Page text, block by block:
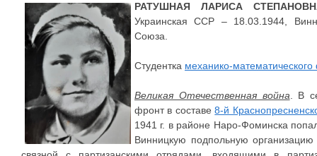
РАТУШНАЯ ЛАРИСА
Украинская ССР – 18.03.1944,
Союза.
Студентка механико-
Великая Отечественная война . В
фронт в составе8-й
1941 г. в районе Наро-Фоминска
Винницкую подпольную